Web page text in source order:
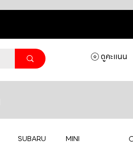
ดูคะแนน
SUBARU MINI